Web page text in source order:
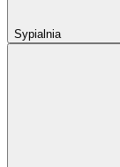
Sypialnia